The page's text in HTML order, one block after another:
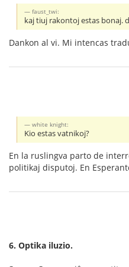
faust_twi:
kaj tiuj rakontoj estas bonaj.
Dankon al vi. Mi intencas
white knight:
Kio estas vatnikoj?
En la ruslingva parto de
politikaj disputoj. En
6. Optika iluzio.